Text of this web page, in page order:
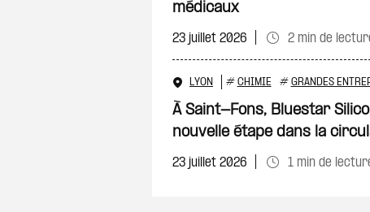
médicaux
23 juillet 2026 2 min de
LYON # CHIMIE # GRANDES
À Saint-Fons, Bluestar
nouvelle étape dans la
23 juillet 2026 1 min de